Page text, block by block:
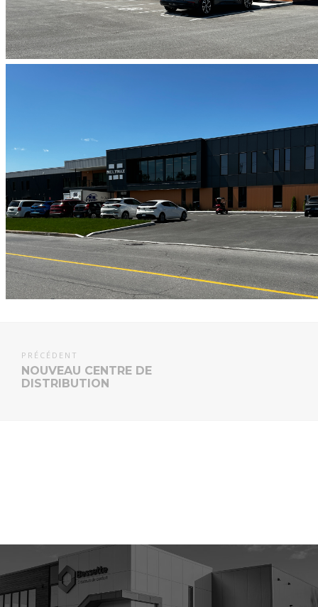
PRÉCÉDENT
NOUVEAU CENTRE DE
DISTRIBUTION